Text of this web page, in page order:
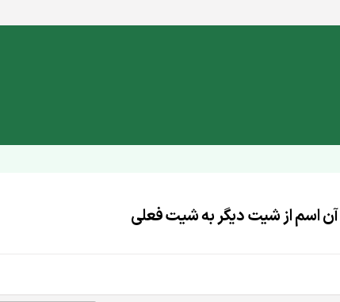
اسم از شیت دیگر به شیت فعلی